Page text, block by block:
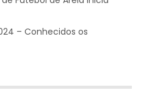
– Conhecidos os